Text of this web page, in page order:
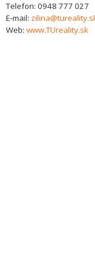
Telefon: 0948 777 027
E-mail:
Web: www.TUreality.sk